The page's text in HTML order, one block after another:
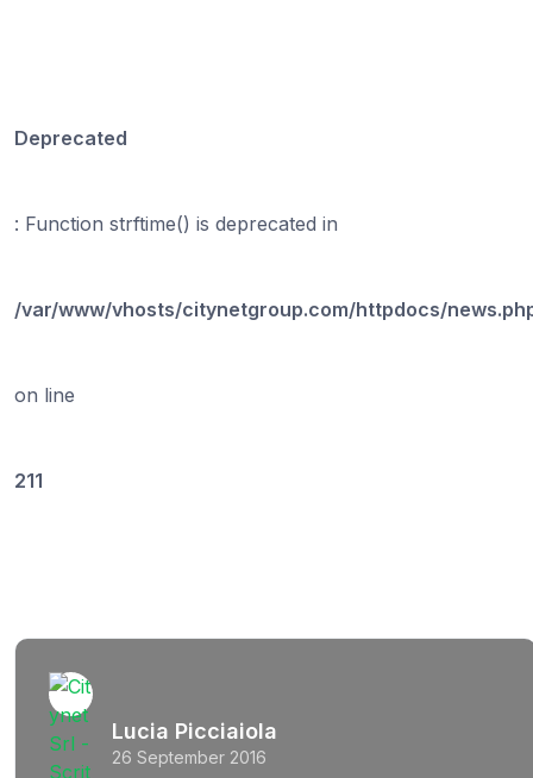
Deprecated
: Function strftime() is deprecated in
/var/www/vhosts/citynetgroup.com/httpdocs/
on line
211
Lucia Picciaiola
26 September 2016